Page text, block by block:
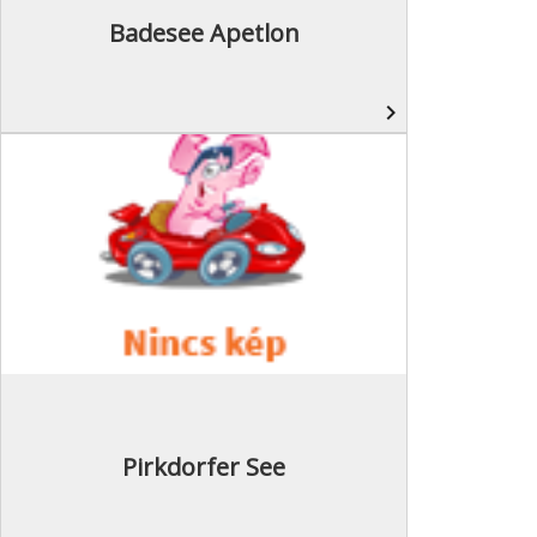
Badesee Apetlon
navigate_next
Pirkdorfer See